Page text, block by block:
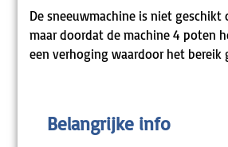
De sneeuwmachine is niet geschikt
maar doordat de machine 4 poten
een verhoging waardoor het bereik
Belangrijke info